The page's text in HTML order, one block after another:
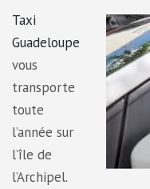
Taxi
Guadeloupe
vous
transporte
toute
l’année sur
l’île de
l’Archipel.